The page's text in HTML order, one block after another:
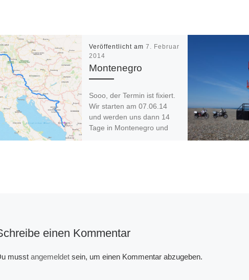
Veröffentlicht am7. Februar
2014
Montenegro
Sooo, der Termin ist fixiert.
Wir starten am 07.06.14
und werden uns dann 14
Tage in Montenegro und
einen Kommentar
musst angemeldetsein, um einen Kommentar abzugeben.